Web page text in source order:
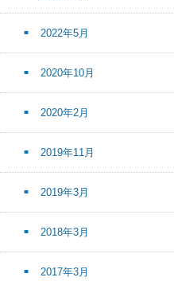
2022年5月
2020年10月
2020年2月
2019年11月
2019年3月
2018年3月
2017年3月